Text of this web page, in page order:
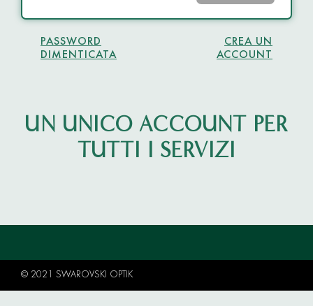
PASSWORD
DIMENTICATA
CREA UN
ACCOUNT
UN UNICO ACCOUNT PER
TUTTI I SERVIZI
© 2021 SWAROVSKI OPTIK